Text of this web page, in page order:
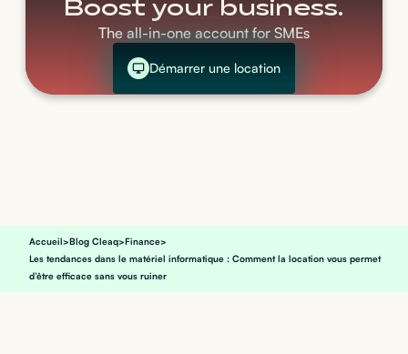
Boost your business.
The all-in-one account for SMEs
Démarrer une location
Accueil>Blog Cleaq>Finance>
Les tendances dans le matériel informatique : Comment la location vous permet
d’être efficace sans vous ruiner